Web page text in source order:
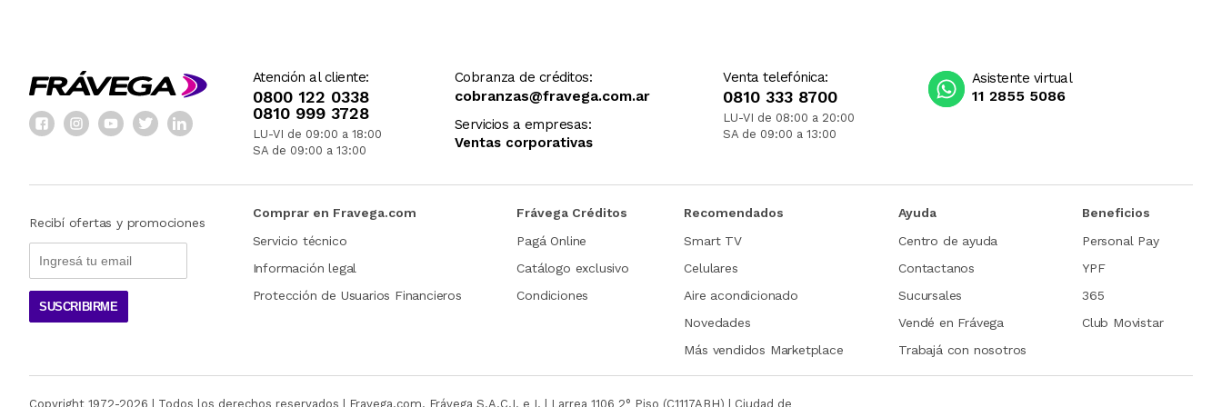
Atención al cliente:
0800 122 0338
0810 999 3728
LU-VI de 09:00 a 18:00
SA de 09:00 a 13:00
Cobranza de créditos:
cobranzas@fravega.com.ar
Servicios a empresas:
Ventas corporativas
Venta telefónica:
0810 333 8700
LU-VI de 08:00 a 20:00
SA de 09:00 a 13:00
Asistente virtual
11 2855 5086
Recibí ofertas y promociones
SUSCRIBIRME
Comprar en Fravega.com
Servicio técnico
Información legal
Protección de Usuarios Financieros
Frávega Créditos
Pagá Online
Catálogo exclusivo
Condiciones
Recomendados
Smart TV
Celulares
Aire acondicionado
Novedades
Más vendidos Marketplace
Ayuda
Centro de ayuda
Contactanos
Sucursales
Vendé en Frávega
Trabajá con nosotros
Beneficios
Personal Pay
YPF
365
Club Movistar
Copyright 1972-2026 | Todos los derechos reservados | Fravega.com. Frávega S.A.C.I. e I. | Larrea 1106 2° Piso (C1117ABH) | Ciudad de